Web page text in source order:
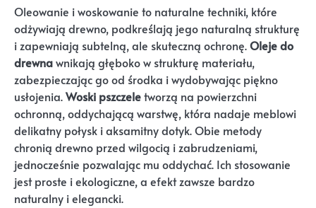
Oleowanie i woskowanie to naturalne techniki, które
odżywiają drewno, podkreślają jego naturalną strukturę
i zapewniają subtelną, ale skuteczną ochronę.Oleje do
drewnawnikają głęboko w strukturę materiału,
zabezpieczając go od środka i wydobywając piękno
usłojenia.Woski pszczeletworzą na powierzchni
ochronną, oddychającą warstwę, która nadaje meblowi
delikatny połysk i aksamitny dotyk. Obie metody
chronią drewno przed wilgocią i zabrudzeniami,
jednocześnie pozwalając mu oddychać. Ich stosowanie
jest proste i ekologiczne, a efekt zawsze bardzo
naturalny i elegancki.